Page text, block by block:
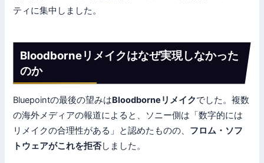
ティに集中しました。
Bloodborneリメイクはなぜ実現しなかった
のか
Bluepointの最後の望みはBloodborneリメイクでした。複数
の海外メディアの報道によると、ソニー側は「数字的には
リメイクの合理性がある」と認めたものの、 フロム・ソフ
トウェアがこれを拒否しました。